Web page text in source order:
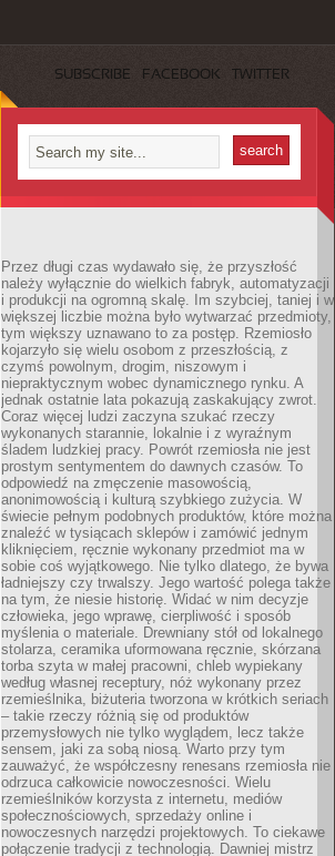
SUBSCRIBE FACEBOOK TWITTER
Przez długi czas wydawało się, że przyszłość
należy wyłącznie do wielkich fabryk, automatyzacji
i produkcji na ogromną skalę. Im szybciej, taniej i w
większej liczbie można było wytwarzać przedmioty,
tym większy uznawano to za postęp. Rzemiosło
kojarzyło się wielu osobom z przeszłością, z
czymś powolnym, drogim, niszowym i
niepraktycznym wobec dynamicznego rynku. A
jednak ostatnie lata pokazują zaskakujący zwrot.
Coraz więcej ludzi zaczyna szukać rzeczy
wykonanych starannie, lokalnie i z wyraźnym
śladem ludzkiej pracy. Powrót rzemiosła nie jest
prostym sentymentem do dawnych czasów. To
odpowiedź na zmęczenie masowością,
anonimowością i kulturą szybkiego zużycia. W
świecie pełnym podobnych produktów, które można
znaleźć w tysiącach sklepów i zamówić jednym
kliknięciem, ręcznie wykonany przedmiot ma w
sobie coś wyjątkowego. Nie tylko dlatego, że bywa
ładniejszy czy trwalszy. Jego wartość polega także
na tym, że niesie historię. Widać w nim decyzje
człowieka, jego wprawę, cierpliwość i sposób
myślenia o materiale. Drewniany stół od lokalnego
stolarza, ceramika uformowana ręcznie, skórzana
torba szyta w małej pracowni, chleb wypiekany
według własnej receptury, nóż wykonany przez
rzemieślnika, biżuteria tworzona w krótkich seriach
– takie rzeczy różnią się od produktów
przemysłowych nie tylko wyglądem, lecz także
sensem, jaki za sobą niosą. Warto przy tym
zauważyć, że współczesny renesans rzemiosła nie
odrzuca całkowicie nowoczesności. Wielu
rzemieślników korzysta z internetu, mediów
społecznościowych, sprzedaży online i
nowoczesnych narzędzi projektowych. To ciekawe
połączenie tradycji z technologią. Dawniej mistrz